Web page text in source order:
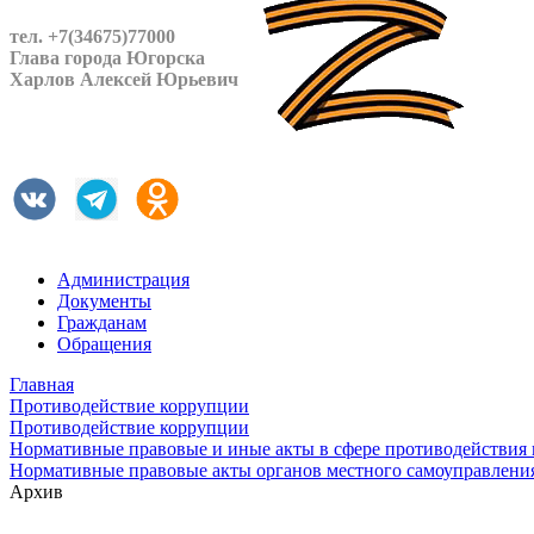
тел. +7(34675)77000
Глава города Югорска
Харлов Алексей Юрьевич
Администрация
Документы
Гражданам
Обращения
Главная
Противодействие коррупции
Противодействие коррупции
Нормативные правовые и иные акты в сфере противодействия
Нормативные правовые акты органов местного
Архив